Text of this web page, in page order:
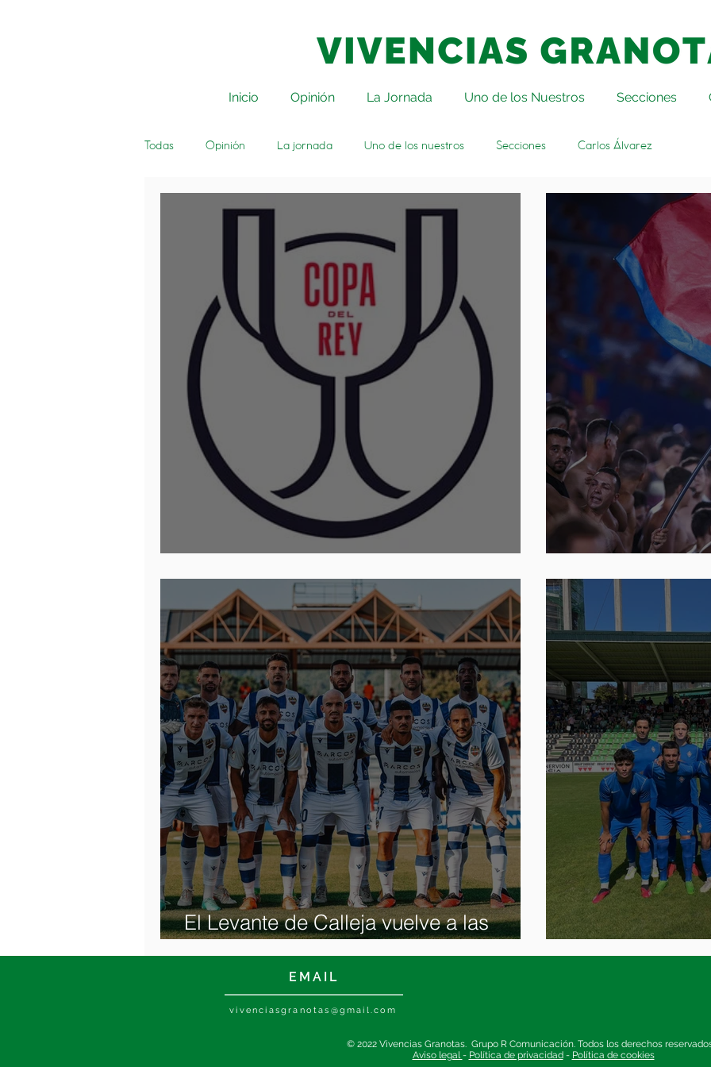
Inicio Opinión La Jornada Uno de los Nuestros Secciones
Todas Opinión La jornada Uno de los nuestros Secciones Carlos Álvarez
Tirar la Copa Por qué
El Levante de Calleja vuelve a las
andadas
Previa
EMAIL
vivenciasgranotas@gmail.com
© 2022 Vivencias Granotas. Grupo R Comunicación. Todos los derechos
Aviso legal- Política de privacidad- Política de cookies